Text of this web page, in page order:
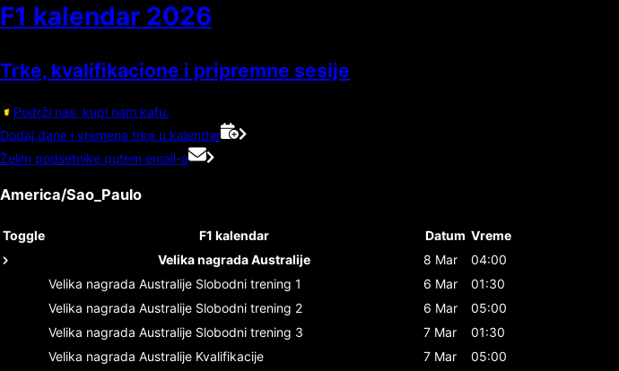
F1 kalendar 2026
Trke, kvalifikacione i pripremne sesije
Podrži nas, kupi nam kafu.
Dodaj dane i vremena trka u kalendar
Želim podsetnike putem email-a
America/Sao_Paulo
Toggle F1 kalendar Datum Vreme
Velika nagrada Australije
8 Mar
04:00
Velika nagrada Australije Slobodni trening 1 6 Mar
01:30
Velika nagrada Australije Slobodni trening 2 6 Mar
05:00
Velika nagrada Australije Slobodni trening 3 7 Mar
01:30
Velika nagrada Australije Kvalifikacije 7 Mar
05:00